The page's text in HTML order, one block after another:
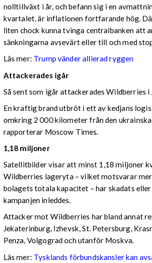
nolltillväxt i år, och befann sig i en
kvartalet, är inflationen fortfarande hög.
liten chock kunna tvinga centralbanken att
sänkningarna avsevärt eller till och med
Läs mer: Trump vänder allierad ryggen
Attackerades igår
Så sent som igår attackerades Wildberries i
En kraftig brand utbröt i ett av kedjans
omkring 2 000 kilometer från den ukrainska
rapporterar Moscow Times.
1,18 miljoner
Satellitbilder visar att minst 1,18 miljoner
Wildberries lageryta – vilket motsvarar
bolagets totala kapacitet – har skadats
kampanjen inleddes.
Attacker mot Wildberries har bland annat
Jekaterinburg, Izhevsk, St. Petersburg,
Penza, Volgograd och utanför Moskva.
Läs mer: Tysklands förbundskansler kan